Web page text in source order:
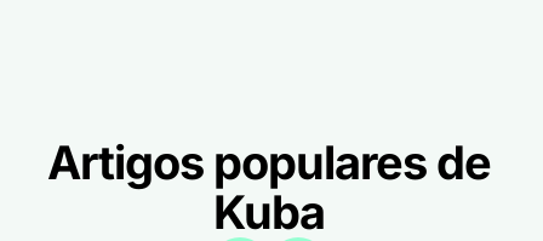
Artigos populares de
Kuba